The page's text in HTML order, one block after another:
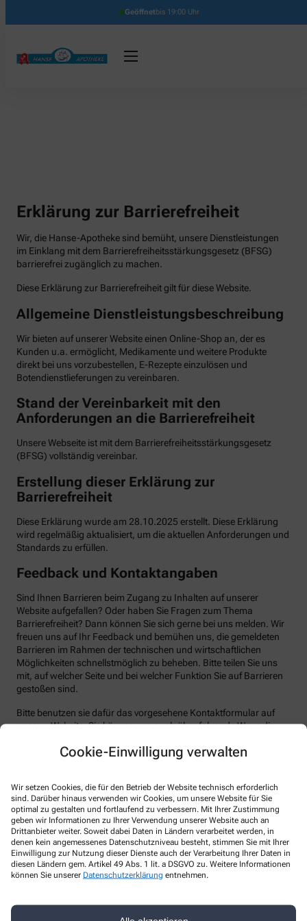
Cookie-Einwilligung verwalten
Wir setzen Cookies, die für den Betrieb der Website technisch erforderlich
sind. Darüber hinaus verwenden wir Cookies, um unsere Website für Sie
optimal zu gestalten und fortlaufend zu verbessern. Mit Ihrer Zustimmung
geben wir Informationen zu Ihrer Verwendung unserer Website auch an
Drittanbieter weiter. Soweit dabei Daten in Ländern verarbeitet werden, in
denen kein angemessenes Datenschutzniveau besteht, stimmen Sie mit Ihrer
Einwilligung zur Nutzung dieser Dienste auch der Verarbeitung Ihrer Daten in
diesen Ländern gem. Artikel 49 Abs. 1 lit. a DSGVO zu. Weitere Informationen
können Sie unserer Datenschutzerklärung entnehmen.
Geöffnetbis 19:00 Uhr
Erklärung zur Barrierefreiheit
Wir, die Hanse-Apotheke sind bemüht, unsere Dienstleistungen
im Einklang mit dem Barrierefreiheitsstärkungsgesetz (BFSG)
barrierefrei zugänglich zu machen.
Diese Erklärung zur Barrierefreiheit gilt für diese Website.
Allgemeine Dienstleistungsbeschreibung
Wir bieten auf unserer Website einen Online-Shop an, der es
Kunden u.a. ermöglicht, Medikamente und weitere Produkte
direkt bei uns vorzubestellen, E-Rezepte einzulösen und
Botendienstlieferungen zu vereinbaren.
Stand der Vereinbarkeit mit den
Anforderungen an die Barrierefreiheit
Unsere Webseite ist mit dem Barrierefreiheitsstärkungsgesetz
(BFSG) vollständig vereinbar.
Erstellung dieser Erklärung zur
Barrierefreiheit
Diese Erklärung wurde am 28.10.2025 erstellt. Diese Erklärung
wird regelmäßig aktualisiert, um die aktuellen Anforderungen und
Standards zu erfüllen.
Feedback und Kontaktangaben
Sind Ihnen Barrieren beim Zugang zu Inhalten auf unserer
Website aufgefallen? Oder haben Sie Fragen zum Thema
Barrierefreiheit? Dann können Sie sich gerne bei uns melden. Wir
freuen uns auf Ihr Feedback und bemühen uns, die gemeldeten
Barrieren im Rahmen der technischen und wirtschaftlichen
Möglichkeiten schnellstmöglich zu beheben. Bitte teilen Sie uns
mit, auf welcher Seite und bei welcher Funktion Sie auf Barrieren
gestoßen sind.
Bitte benutzen sie dafür das vorgesehene Kontaktformular auf
unserer Website. Sie können uns auch über folgende Wege die
E-Mail: hanse-apo-nk@t-online.de
Telefon: +49-3834/89 97 62
Telefax: +49-3834/7 77 09 33
Postanschrift: Marktflecken 1 17498 Neuenkirchen
Durchsetzungsverfahren und
Marktüberwachungsbehörde